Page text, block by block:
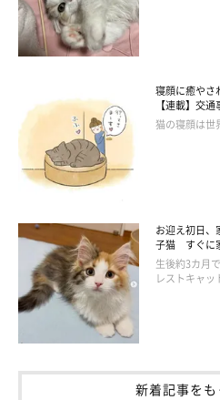
飼い主さんの「ただいま」の返事をあく
@nekomeyome
それでも飼い主さんは、つくねち
で立派に育ててきました。つくね
いて、こんな思いを語っています。
寝顔に癒やさ
【連載】交
猫の寝顔は世
お迎え初日、
子猫 すぐに
生後約3カ月
レストキャ
新着記事をも